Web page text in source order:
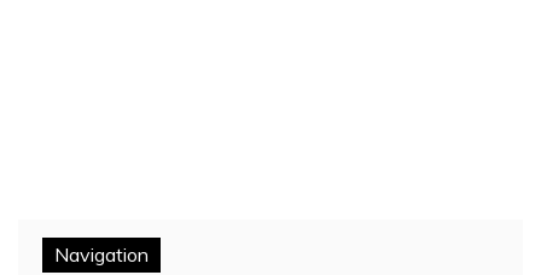
Navigation